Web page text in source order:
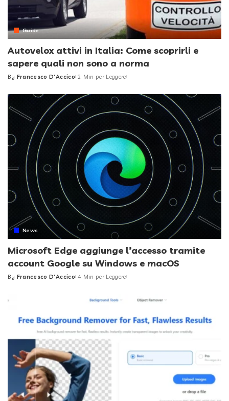
Guide
Autovelox attivi in Italia: Come scoprirli e
sapere quali non sono a norma
Posted
By Francesco D'Accico 2 Min per Leggere
News
Microsoft Edge aggiunge l’accesso tramite
account Google su Windows e macOS
Posted
By Francesco D'Accico 4 Min per Leggere